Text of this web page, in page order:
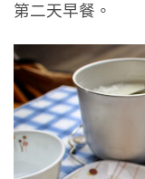
第二天早餐。